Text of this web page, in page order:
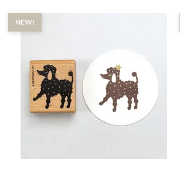
NEW!